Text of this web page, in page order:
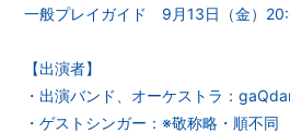
一般プレイガイド 9月13日（金）
【出演者】
・出演バンド、オーケストラ：
・ゲストシンガー：※敬称略・順不同